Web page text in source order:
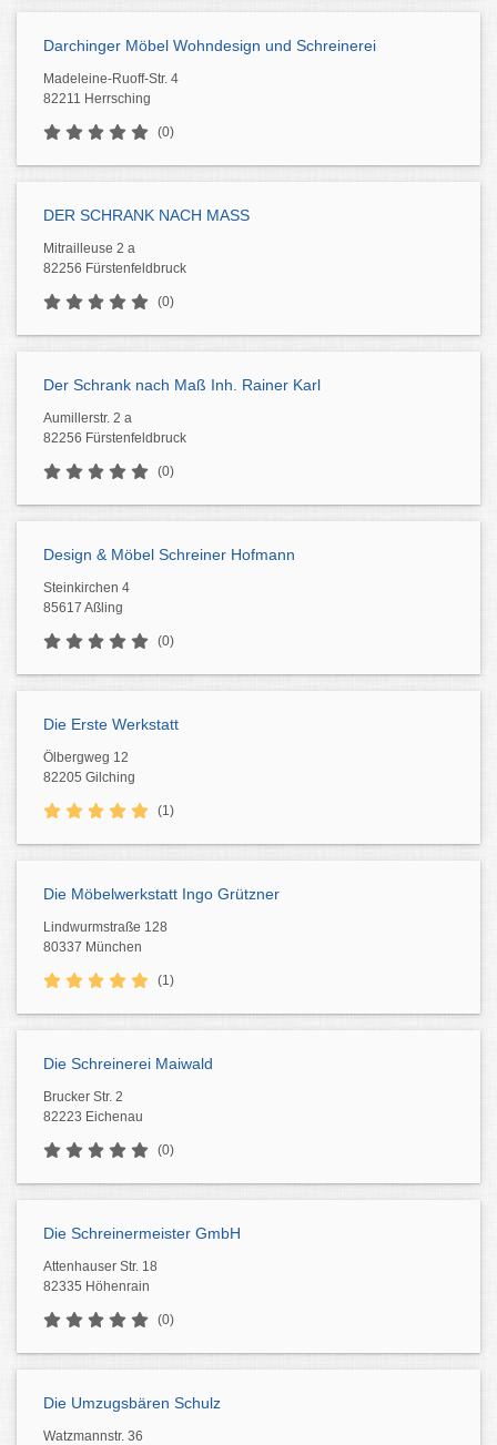
Darchinger Möbel Wohndesign und Schreinerei
Madeleine-Ruoff-Str. 4
82211 Herrsching
(0)
DER SCHRANK NACH MASS
Mitrailleuse 2 a
82256 Fürstenfeldbruck
(0)
Der Schrank nach Maß Inh. Rainer Karl
Aumillerstr. 2 a
82256 Fürstenfeldbruck
(0)
Design & Möbel Schreiner Hofmann
Steinkirchen 4
85617 Aßling
(0)
Die Erste Werkstatt
Ölbergweg 12
82205 Gilching
(1)
Die Möbelwerkstatt Ingo Grützner
Lindwurmstraße 128
80337 München
(1)
Die Schreinerei Maiwald
Brucker Str. 2
82223 Eichenau
(0)
Die Schreinermeister GmbH
Attenhauser Str. 18
82335 Höhenrain
(0)
Die Umzugsbären Schulz
Watzmannstr. 36